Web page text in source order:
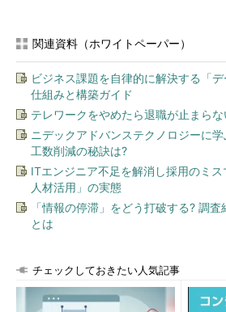
発生しているか
ASHやStatspack
認する必要がある
Checkpoint not complete
LGWRプロセスが
ず、その完了を待
ことを示す。ロ
では、以下のパ
・処理が待機イ
(checkpoint
監視の優先度とし
ォーマンスダウ
るかどうかは、
関連資料（ホワイトペーパー）
ビジネス課題を自律的に解決する「
仕組みと構築ガイド
テレワークをやめたら退職が止まらな
ニデックアドバンステクノロジーに学
工数削減の秘訣は?
ITエンジニア不足を解消し採用のミ
人材活用」の実態
「情報の停滞」をどう打破する? 調
とは
チェックしておきたい人気記事